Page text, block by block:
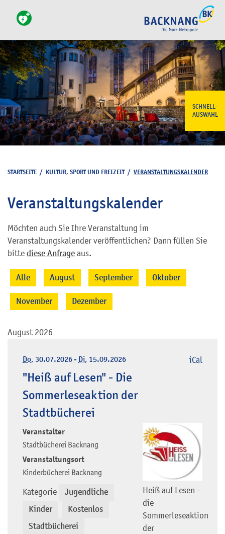
SCHNELL-
AUSWAHL
STARTSEITE / KULTUR, SPORT UND FREIZEIT/ VERANSTALTUNGSKALENDER
Veranstaltungskalender
Möchten auch Sie Ihre Veranstaltung im
Veranstaltungskalender veröffentlichen? Dann füllen Sie
bitte diese Anfrage aus.
Alle August September Oktober
November Dezember
August 2026
Do, 30.07.2026- Di, 15.09.2026
"Heiß auf Lesen" - Die
Sommerleseaktion der
Stadtbücherei
Heiß auf Lesen -
die
Sommerleseaktion
der
Veranstalter
Stadtbücherei Backnang
Veranstaltungsort
Kinderbücherei Backnang
Kategorie Jugendliche
Kinder Kostenlos
Stadtbücherei
iCal